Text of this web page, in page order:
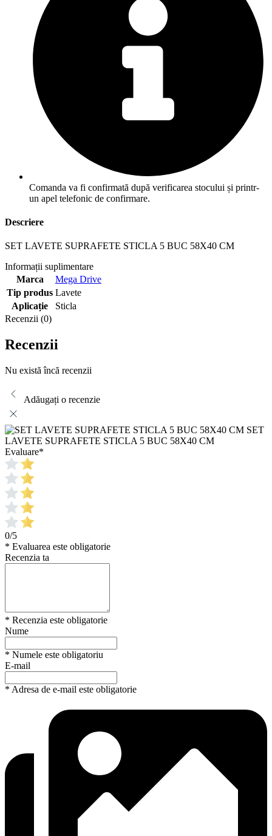
Comanda va fi confirmată după verificarea stocului și printr-
un apel telefonic de confirmare.
Descriere
SET LAVETE SUPRAFETE STICLA 5 BUC 58X40 CM
Informații suplimentare
Marca
Mega Drive
Tip produs Lavete
Aplicație
Sticla
Recenzii (0)
Recenzii
Nu există încă recenzii
Adăugați o recenzie
SET
LAVETE SUPRAFETE STICLA 5 BUC 58X40 CM
Evaluare*
0/5
* Evaluarea este obligatorie
Recenzia ta
* Recenzia este obligatorie
Nume
* Numele este obligatoriu
E-mail
* Adresa de e-mail este obligatorie